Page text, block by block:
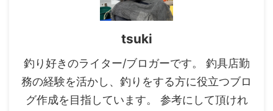
tsuki
釣り好きのライター/ブロガーです。 釣具店勤
務の経験を活かし、釣りをする方に役立つブロ
グ作成を目指しています。 参考にして頂けれ